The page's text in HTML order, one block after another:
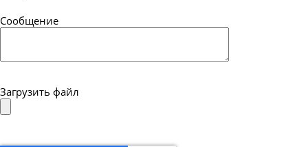
Сообщение
Загрузить файл